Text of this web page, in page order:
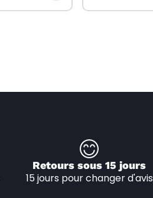
Retours sous 15 jours
15 jours pour changer d'avis